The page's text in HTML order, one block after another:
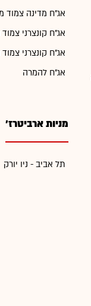
אג"ח מדינה צמוד
אג"ח קונצרני
אג"ח קונצרני
אג"ח להמרה
מניות ארביטרז'
תל אביב - ניו יורק